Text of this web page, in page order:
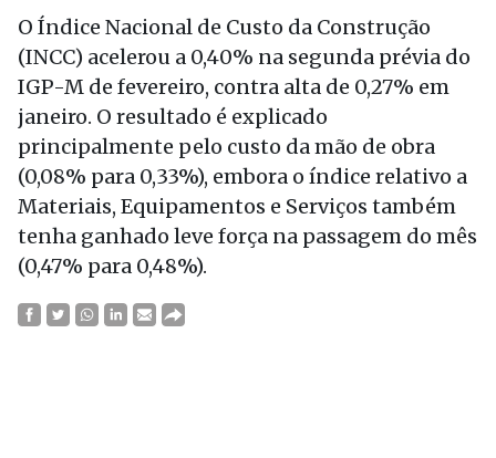
O Índice Nacional de Custo da Construção
(INCC) acelerou a 0,40% na segunda prévia do
IGP-M de fevereiro, contra alta de 0,27% em
janeiro. O resultado é explicado
principalmente pelo custo da mão de obra
(0,08% para 0,33%), embora o índice relativo a
Materiais, Equipamentos e Serviços também
tenha ganhado leve força na passagem do mês
(0,47% para 0,48%).